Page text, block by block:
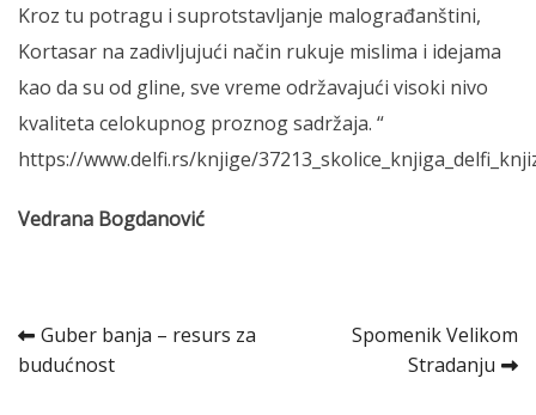
Kroz tu potragu i suprotstavljanje malograđanštini,
Kortasar na zadivljujući način rukuje mislima i idejama
kao da su od gline, sve vreme održavajući visoki nivo
kvaliteta celokupnog proznog sadržaja. “
https://www.delfi.rs/knjige/
Vedrana Bogdanović
Kretanje
članka
Guber banja – resurs za
budućnost
Spomenik Velikom
Stradanju